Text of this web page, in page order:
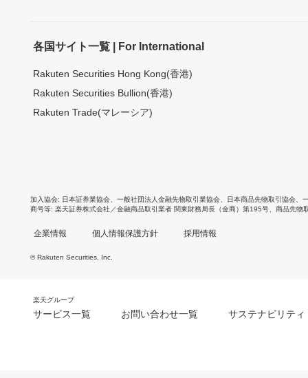
各国サイト一覧 | For International
Rakuten Securities Hong Kong(香港)
Rakuten Securities Bullion(香港)
Rakuten Trade(マレーシア)
加入協会 日本証券業協会 一般社団法人金融先物取引業協会 日本商品先物取引協会
商号等 楽天証券株式会社／金融商品取引業者 関東財務局長（金商）第195号、商品先物
企業情報 個人情報保護方針 採用情報
© Rakuten Securities, Inc.
楽天グループ
サービス一覧 お問い合わせ一覧 サステナビリティ